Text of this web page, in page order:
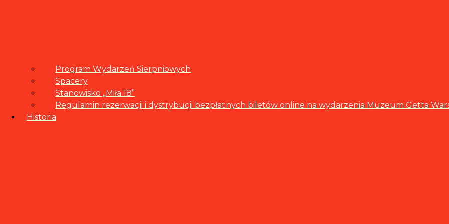
Program Wydarzeń Sierpniowych
Spacery
Stanowisko „Miła 18”
Regulamin rezerwacji i dystrybucji bezpłatnych biletów online na wydarzenia Muzeum Getta
Historia